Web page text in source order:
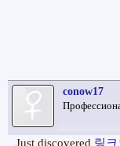
conow17
Just discovered 링크